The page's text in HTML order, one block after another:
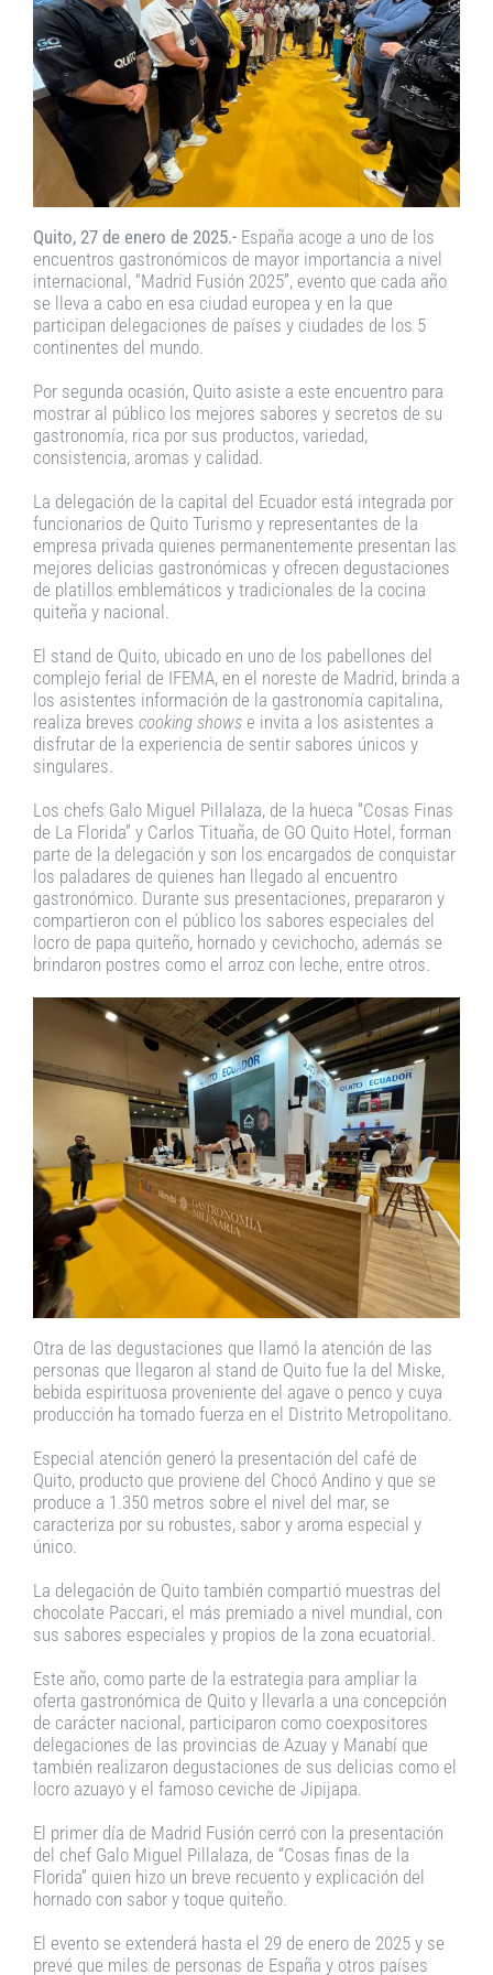
Quito, 27 de enero de 2025.- España acoge a uno de los
encuentros gastronómicos de mayor importancia a nivel
internacional, “Madrid Fusión 2025”, evento que cada año
se lleva a cabo en esa ciudad europea y en la que
participan delegaciones de países y ciudades de los 5
continentes del mundo.
Por segunda ocasión, Quito asiste a este encuentro para
mostrar al público los mejores sabores y secretos de su
gastronomía, rica por sus productos, variedad,
consistencia, aromas y calidad.
La delegación de la capital del Ecuador está integrada por
funcionarios de Quito Turismo y representantes de la
empresa privada quienes permanentemente presentan las
mejores delicias gastronómicas y ofrecen degustaciones
de platillos emblemáticos y tradicionales de la cocina
quiteña y nacional.
El stand de Quito, ubicado en uno de los pabellones del
complejo ferial de IFEMA, en el noreste de Madrid, brinda a
los asistentes información de la gastronomía capitalina,
realiza breves cooking shows e invita a los asistentes a
disfrutar de la experiencia de sentir sabores únicos y
singulares.
Los chefs Galo Miguel Pillalaza, de la hueca “Cosas Finas
de La Florida” y Carlos Tituaña, de GO Quito Hotel, forman
parte de la delegación y son los encargados de conquistar
los paladares de quienes han llegado al encuentro
gastronómico. Durante sus presentaciones, prepararon y
compartieron con el público los sabores especiales del
locro de papa quiteño, hornado y cevichocho, además se
brindaron postres como el arroz con leche, entre otros.
Otra de las degustaciones que llamó la atención de las
personas que llegaron al stand de Quito fue la del Miske,
bebida espirituosa proveniente del agave o penco y cuya
producción ha tomado fuerza en el Distrito Metropolitano.
Especial atención generó la presentación del café de
Quito, producto que proviene del Chocó Andino y que se
produce a 1.350 metros sobre el nivel del mar, se
caracteriza por su robustes, sabor y aroma especial y
único.
La delegación de Quito también compartió muestras del
chocolate Paccari, el más premiado a nivel mundial, con
sus sabores especiales y propios de la zona ecuatorial.
Este año, como parte de la estrategia para ampliar la
oferta gastronómica de Quito y llevarla a una concepción
de carácter nacional, participaron como coexpositores
delegaciones de las provincias de Azuay y Manabí que
también realizaron degustaciones de sus delicias como el
locro azuayo y el famoso ceviche de Jipijapa.
El primer día de Madrid Fusión cerró con la presentación
del chef Galo Miguel Pillalaza, de “Cosas finas de la
Florida” quien hizo un breve recuento y explicación del
hornado con sabor y toque quiteño.
El evento se extenderá hasta el 29 de enero de 2025 y se
prevé que miles de personas de España y otros países